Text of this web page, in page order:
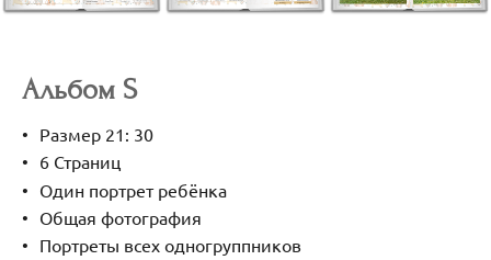
Альбом S
Размер 21: 30
6 Страниц
Один портрет ребёнка
Общая фотография
Портреты всех одногруппников